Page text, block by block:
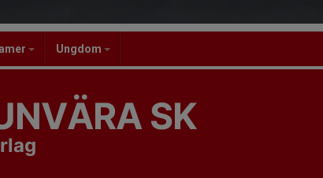
Ungdom
SK